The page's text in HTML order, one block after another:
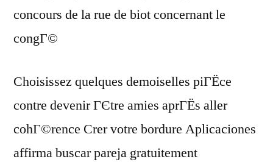
concours de la rue de biot concernant le
congГ©
Choisissez quelques demoiselles piГЁce
contre devenir ГЄtre amies aprГЁs aller
cohГ©rence Crer votre bordure Aplicaciones
affirma buscar pareja gratuitement